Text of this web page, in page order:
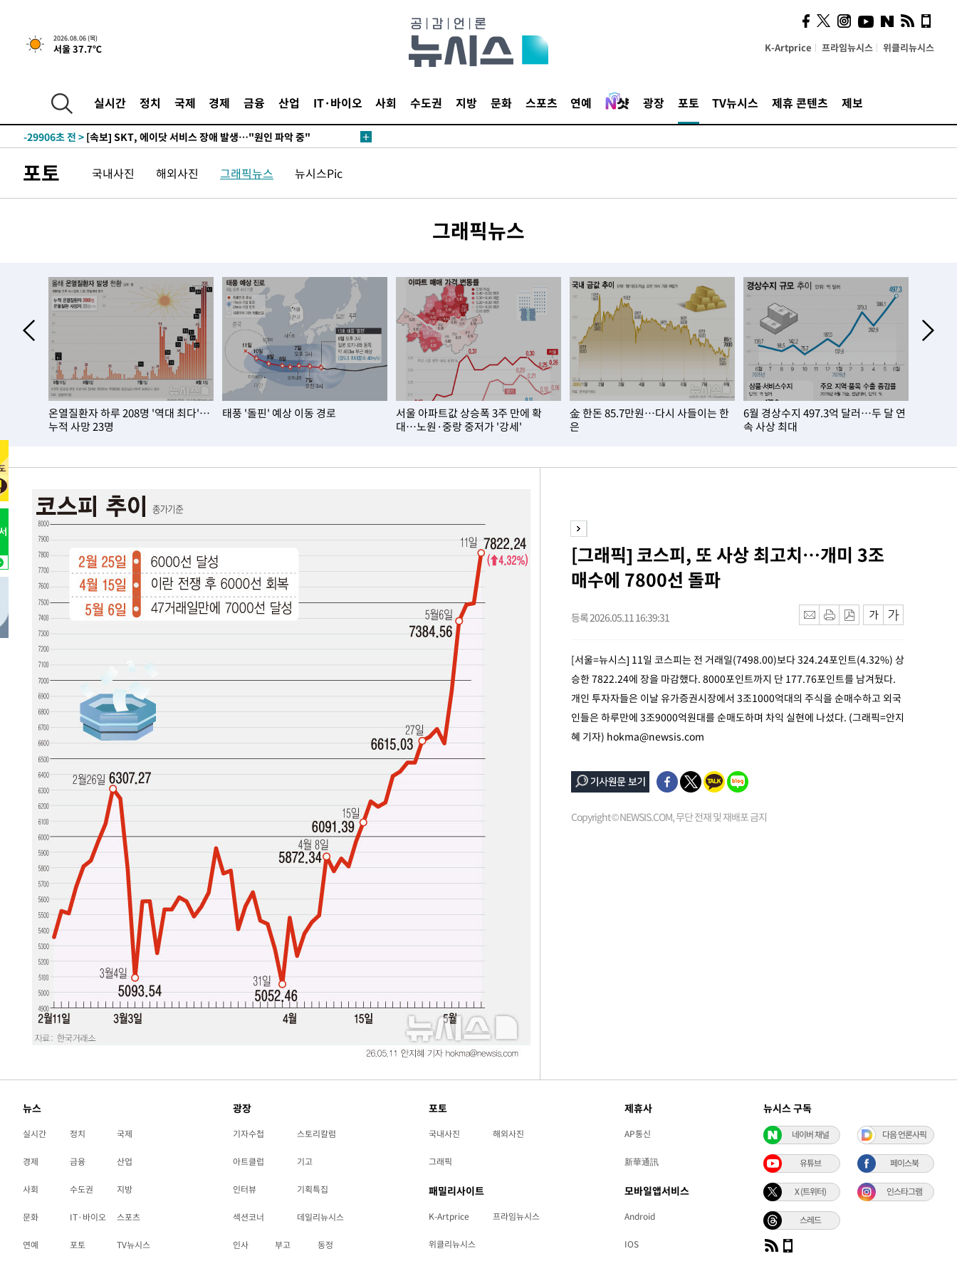
2026.08.06 (목)
서울 37.7℃ K-Artprice 프라임뉴시스 위클리뉴시스
실시간 정치 국제 경제 금융 산업 IT·바이오 사회 수도권 지방 문화 스포츠 연예 광장 포토 TV뉴시스 제휴 콘텐츠 제보
-31728초 전 >
[속보]합참 "北 발사체는 단거리탄도미사일…감시·경계태세 강
-31476초 전 >
-29906초 전 > [속보] SKT, 에이닷 서비스 장애 발생…"원인 파악 중"
-28708초 전 >
'낮 최고 39도' 불볕더위…한밤 열대야도 계속[내일날씨]
-28667초 전 >[속보]7~9일 프로야구 3연전도 폭염 취소…11일 재개
-27558초 전 >[속보]종합특검, 대검 추가 압수수색…내란 중요임무종사 혐의
-23653초 전 >[속보]코스닥, 800p 회복…0.26% 오른 801.67 마감
-23583초 전 >
[속보]코스피, 301.88포인트(4.58%) 내린 6296.38 마감
-23448초 전 >
[속보]원·달러 환율, 0.7원 내린 1423.8원 마감
-21047초 전 >
"여기 떨어졌다"…다누리, 스페이스X 로켓 달 충돌 흔적 포착
-18092초 전 >손흥민, 5경기 연속골 실패…LAFC는 승부차기 끝 과달라하라 격파
-10693초 전 >
내일까지 39도 '펄펄'…기상청 "태풍 지나며 폭염 잠시 꺾인다"
-10330초 전 >트럼프, 한국계 진보 주지사 후보 맹공…"공산주의가 최대 위협"
-10308초 전 >"美간섭에 합의 지연"…트럼프, '이란 호르무즈 통제권' 수용할까
-31728초 전 >[속보]합참 "北 발사체는 단거리탄도미사일…감시·경계태세 강
화"
-31476초 전 >日방위성, 北이 동해로 쏜 발사체는 탄도미사일 가능성
-29906초 전 >
-29312초 전 >[속보]합참 "북, 동해상으로 미상 발사체 발사"
-28708초 전 >'낮 최고 39도' 불볕더위…한밤 열대야도 계속[내일날씨]
-28667초 전 >[속보]7~9일 프로야구 3연전도 폭염 취소…11일 재개
-28329초 전 > "韓 외환시장 개입 관측 배경엔 美의 대한국 무역적자 있어"
-28156초 전 >
-27996초 전 >
-27558초 전 >
[속보]종합특검, 대검 추가 압수수색…내란 중요임무종사 혐의
-23653초 전 >
[속보]코스닥, 800p 회복…0.26% 오른 801.67 마감
-23583초 전 >[속보]코스피, 301.88포인트(4.58%) 내린 6296.38 마감
-23448초 전 >[속보]원·달러 환율, 0.7원 내린 1423.8원 마감
-21047초 전 >"여기 떨어졌다"…다누리, 스페이스X 로켓 달 충돌 흔적 포착
-18092초 전 >손흥민, 5경기 연속골 실패…LAFC는 승부차기 끝 과달라하라 격파
-10693초 전 >
내일까지 39도 '펄펄'…기상청 "태풍 지나며 폭염 잠시 꺾인다"
-10330초 전 >
트럼프, 한국계 진보 주지사 후보 맹공…"공산주의가 최대 위협"
-10308초 전 >"美간섭에 합의 지연"…트럼프, '이란 호르무즈 통제권' 수용할까
-6828초 전 >
[속보]산업장관 "李정부, 원전 반대 안해…안정 전력 위해 불가피"
-5525초 전 >[속보]경찰, '홍명보 선임 논란' 대한축구협회·축구회관 등 압수수색
포토 국내사진 해외사진 그래픽뉴스 뉴시스Pic
그래픽뉴스
온열질환자 하루 208명 '역대 최다'…
누적 사망 23명
태풍 '돌핀' 예상 이동 경로
서울 아파트값 상승폭 3주 만에 확
대…노원·중랑 중저가 '강세'
金 한돈 85.7만원…다시 사들이는 한
은
6월 경상수지 497.3억 달러…두 달 연
속 사상 최대
[그래픽] 코스피, 또 사상 최고치…개미 3조
매수에 7800선 돌파
등록 2026.05.11 16:39:31
[서울=뉴시스] 11일 코스피는 전 거래일(7498.00)보다 324.24포인트(4.32%) 상
승한 7822.24에 장을 마감했다. 8000포인트까지 단 177.76포인트를 남겨뒀다.
개인 투자자들은 이날 유가증권시장에서 3조1000억대의 주식을 순매수하고 외국
인들은 하루만에 3조9000억원대를 순매도하며 차익 실현에 나섰다. (그래픽=안지
혜 기자) hokma@newsis.com
Copyright © NEWSIS.COM, 무단 전재 및 재배포 금지
뉴스
실시간 정치 국제
경제 금융 산업
사회 수도권 지방
문화 IT·바이오 스포츠
연예 포토 TV뉴시스
광장
기자수첩 스토리칼럼
아트클럽 기고
인터뷰 기획특집
섹션코너 데일리뉴시스
인사 부고 동정
포토
국내사진 해외사진
그래픽
패밀리사이트
K-Artprice 프라임뉴시스
위클리뉴시스
제휴사
AP통신
新華通訊
모바일앱서비스
Android
IOS
뉴시스 구독
네이버 채널 다음 언론사픽
유튜브 페이스북
X (트위터) 인스타그램
스레드